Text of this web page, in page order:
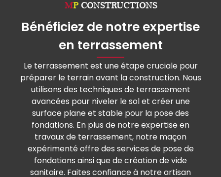
MPCONSTRUCTIONS
Bénéficiez de notre expertise
en terrassement
Le terrassement est une étape cruciale pour
préparer le terrain avant la construction. Nous
utilisons des techniques de terrassement
avancées pour niveler le sol et créer une
surface plane et stable pour la pose des
fondations. En plus de notre expertise en
travaux de terrassement, notre maçon
expérimenté offre des services de pose de
fondations ainsi que de création de vide
sanitaire. Faites confiance à notre artisan